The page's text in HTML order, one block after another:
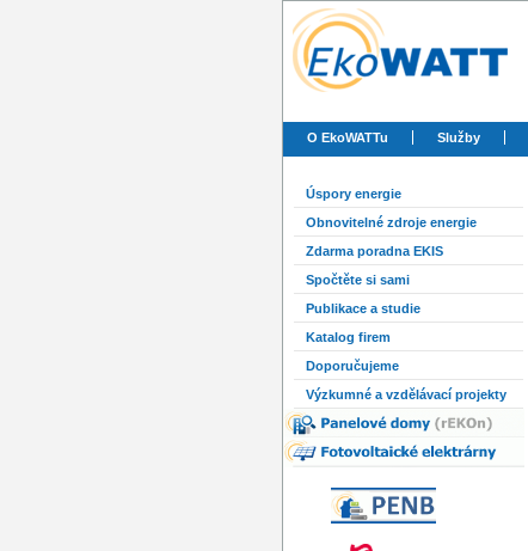
O EkoWATTu Služby
Úspory energie
Obnovitelné zdroje energie
Zdarma poradna EKIS
Spočtěte si sami
Publikace a studie
Katalog firem
Doporučujeme
Výzkumné a vzdělávací projekty